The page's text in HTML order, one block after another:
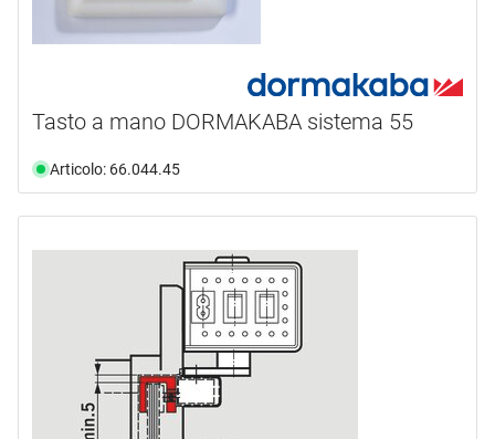
Tasto a mano DORMAKABA sistema 55
Articolo: 66.044.45